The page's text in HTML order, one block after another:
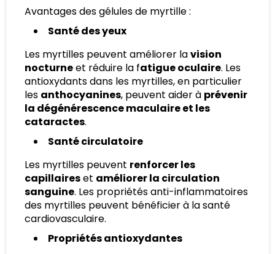
Avantages des gélules de myrtille :
Santé des yeux
Les myrtilles peuvent améliorer lavision
nocturneet réduire la fatigue oculaire. Les
antioxydants dans les myrtilles, en particulier
les anthocyanines, peuvent aider à prévenir
la dégénérescence maculaire et les
cataractes.
Santé circulatoire
Les myrtilles peuvent renforcer les
capillaireset améliorer la circulation
sanguine. Les propriétés anti-inflammatoires
des myrtilles peuvent bénéficier à la santé
cardiovasculaire.
Propriétés antioxydantes